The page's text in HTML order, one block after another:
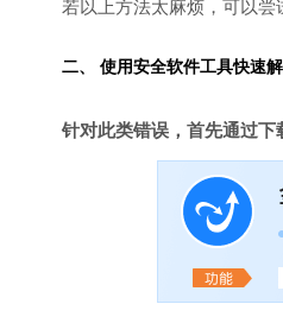
若以上方法太麻烦，可以尝
二、 使用安全软件工具快速
针对此类错误，首先通过下